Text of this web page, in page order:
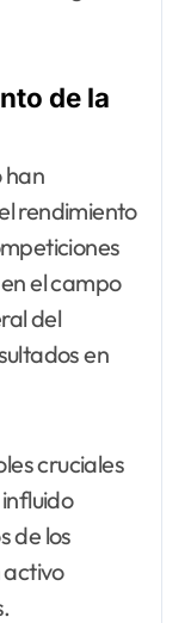
de la
han
rendimiento
el campo
del
en
cruciales
de los
activo